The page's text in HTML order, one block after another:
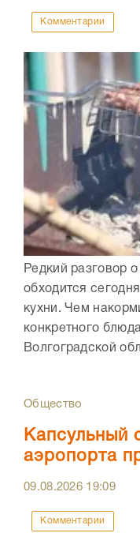
Комментарии
Редкий разговор
обходится
кухни. Чем
конкретного
Волгоградской
Общество
Капсульный
аэропорта
09.08.2026 19:09
Комментарии